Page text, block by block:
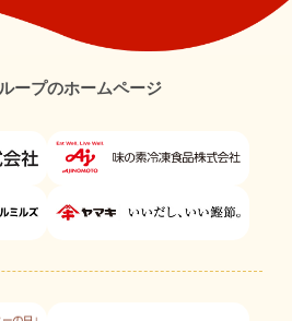
ープのホームページ